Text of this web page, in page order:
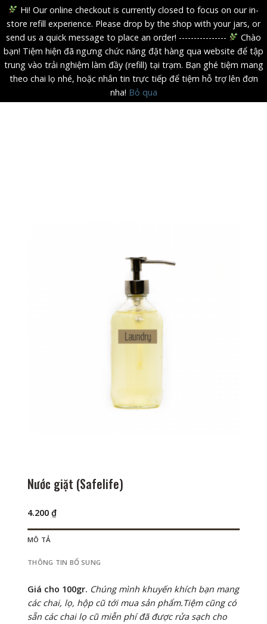
Hi! Our online checkout is currently closed to focus on our in-
store refill experience. Please drop by the shop with your jars, or
send us a quick message to place an order! ----------------
Chào
bạn! Tiệm hiện đã ngưng chức năng đặt hàng qua website để tập
trung vào trải nghiệm làm đầy (refill) tại trạm. Bạn ghé tiệm mang
theo chai lọ nhé, hoặc nhắn tin trực tiếp để tiệm hỗ trợ lên đơn
nha! Bỏ qua
Nước giặt (Safelife)
4.200₫
MÔ TẢ
THÔNG TIN BỔ SUNG
Giá cho 100gr. Chúng mình khuyến khích bạn mang
các chai, lọ, hộp cũ tới mua sản phẩm.Tiệm cũng có
sẵn các chai lọ cũ miễn phí đã được rửa sạch cho